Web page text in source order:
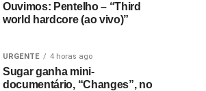
Ouvimos: Pentelho – “Third
world hardcore (ao vivo)”
URGENTE 4 horas ago
Sugar ganha mini-
documentário, “Changes”, no